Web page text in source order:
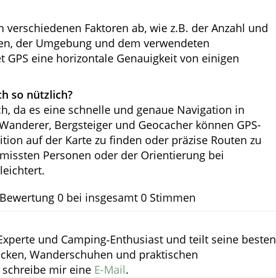
verschiedenen Faktoren ab, wie z.B. der Anzahl und
der Umgebung und dem verwendeten
GPS eine horizontale Genauigkeit von einigen
so nützlich?
da es eine schnelle und genaue Navigation in
Bergsteiger und Geocacher können GPS-
auf der Karte zu finden oder präzise Routen zu
Personen oder der Orientierung bei
0 bei insgesamt 0 Stimmen
und Camping‑Enthusiast und teilt seine besten
Wanderschuhen und praktischen
schreibe mir eine E-Mail.